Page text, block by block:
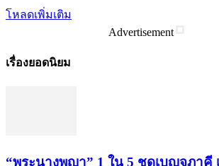
โหลดเพิ่มเติม
Advertisement
เรื่องยอดนิยม
“พระ​นาง​พญา” 1 ใน 5​ ชุดเบญจ​ภาคี​